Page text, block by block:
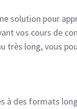
solution pour
vos cours de
très long, vous
à des formats